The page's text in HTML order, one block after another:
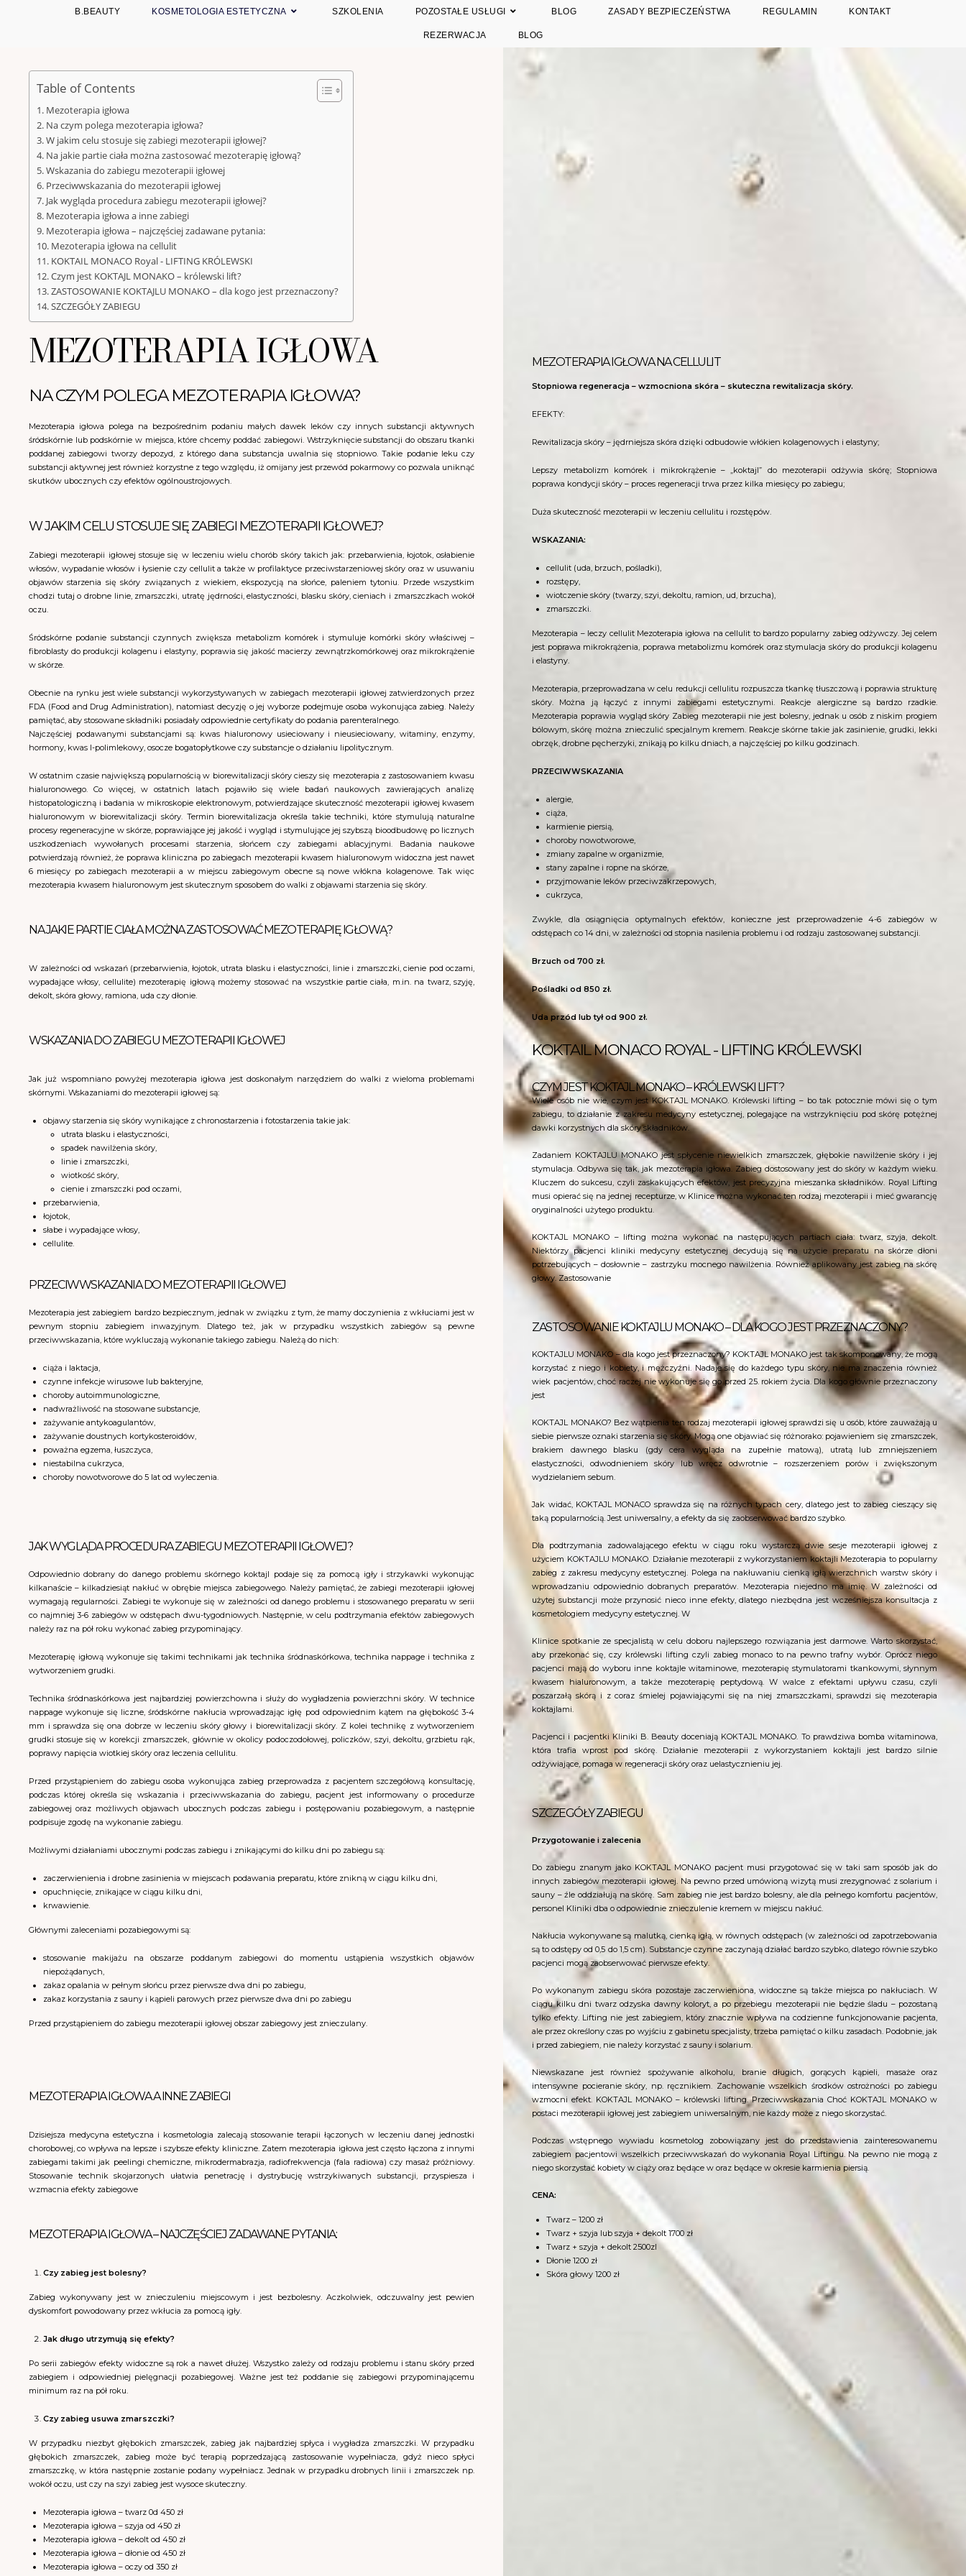
B.BEAUTY KOSMETOLOGIA ESTETYCZNA SZKOLENIA POZOSTAŁE USŁUGI BLOG ZASADY BEZPIECZEŃSTWA REGULAMIN KONTAKT
REZERWACJA BLOG
Table of Contents
Mezoterapia igłowa
Na czym polega mezoterapia igłowa?
W jakim celu stosuje się zabiegi mezoterapii igłowej?
Na jakie partie ciała można zastosować mezoterapię igłową?
Wskazania do zabiegu mezoterapii igłowej
Przeciwwskazania do mezoterapii igłowej
Jak wygląda procedura zabiegu mezoterapii igłowej?
Mezoterapia igłowa a inne zabiegi
Mezoterapia igłowa – najczęściej zadawane pytania:
Mezoterapia igłowa na cellulit
KOKTAIL MONACO Royal - LIFTING KRÓLEWSKI
Czym jest KOKTAJL MONAKO – królewski lift?
ZASTOSOWANIE KOKTAJLU MONAKO – dla kogo jest przeznaczony?
SZCZEGÓŁY ZABIEGU
MEZOTERAPIA IGŁOWA
NA CZYM POLEGA MEZOTERAPIA IGŁOWA?
Mezoterapia igłowa polega na bezpośrednim podaniu małych dawek leków czy innych substancji aktywnych
śródskórnie lub podskórnie w miejsca, które chcemy poddać zabiegowi. Wstrzyknięcie substancji do obszaru tkanki
poddanej zabiegowi tworzy depozyd, z którego dana substancja uwalnia się stopniowo. Takie podanie leku czy
substancji aktywnej jest również korzystne z tego względu, iż omijany jest przewód pokarmowy co pozwala uniknąć
skutków ubocznych czy efektów ogólnoustrojowych.
W JAKIM CELU STOSUJE SIĘ ZABIEGI MEZOTERAPII IGŁOWEJ?
Zabiegi mezoterapii igłowej stosuje się w leczeniu wielu chorób skóry takich jak: przebarwienia, łojotok, osłabienie
włosów, wypadanie włosów i łysienie czy cellulit a także w profilaktyce przeciwstarzeniowej skóry oraz w usuwaniu
objawów starzenia się skóry związanych z wiekiem, ekspozycją na słońce, paleniem tytoniu. Przede wszystkim
chodzi tutaj o drobne linie, zmarszczki, utratę jędrności, elastyczności, blasku skóry, cieniach i zmarszczkach wokół
oczu.
Śródskórne podanie substancji czynnych zwiększa metabolizm komórek i stymuluje komórki skóry właściwej –
fibroblasty do produkcji kolagenu i elastyny, poprawia się jakość macierzy zewnątrzkomórkowej oraz mikrokrążenie
w skórze.
Obecnie na rynku jest wiele substancji wykorzystywanych w zabiegach mezoterapii igłowej zatwierdzonych przez
FDA (Food and Drug Administration), natomiast decyzję o jej wyborze podejmuje osoba wykonująca zabieg. Należy
pamiętać, aby stosowane składniki posiadały odpowiednie certyfikaty do podania parenteralnego.
Najczęściej podawanymi substancjami są: kwas hialuronowy usieciowany i nieusieciowany, witaminy, enzymy,
hormony, kwas l-polimlekowy, osocze bogatopłytkowe czy substancje o działaniu lipolitycznym.
W ostatnim czasie największą popularnością w biorewitalizacji skóry cieszy się mezoterapia z zastosowaniem kwasu
hialuronowego. Co więcej, w ostatnich latach pojawiło się wiele badań naukowych zawierających analizę
histopatologiczną i badania w mikroskopie elektronowym, potwierdzające skuteczność mezoterapii igłowej kwasem
hialuronowym w biorewitalizacji skóry. Termin biorewitalizacja określa takie techniki, które stymulują naturalne
procesy regeneracyjne w skórze, poprawiające jej jakość i wygląd i stymulujące jej szybszą bioodbudowę po licznych
uszkodzeniach wywołanych procesami starzenia, słońcem czy zabiegami ablacyjnymi. Badania naukowe
potwierdzają również, że poprawa kliniczna po zabiegach mezoterapii kwasem hialuronowym widoczna jest nawet
6 miesięcy po zabiegach mezoterapii a w miejscu zabiegowym obecne są nowe włókna kolagenowe. Tak więc
mezoterapia kwasem hialuronowym jest skutecznym sposobem do walki z objawami starzenia się skóry.
NA JAKIE PARTIE CIAŁA MOŻNA ZASTOSOWAĆ MEZOTERAPIĘ IGŁOWĄ?
W zależności od wskazań (przebarwienia, łojotok, utrata blasku i elastyczności, linie i zmarszczki, cienie pod oczami,
wypadające włosy, cellulite) mezoterapię igłową możemy stosować na wszystkie partie ciała, m.in. na twarz, szyję,
dekolt, skóra głowy, ramiona, uda czy dłonie.
WSKAZANIA DO ZABIEGU MEZOTERAPII IGŁOWEJ
Jak już wspomniano powyżej mezoterapia igłowa jest doskonałym narzędziem do walki z wieloma problemami
skórnymi. Wskazaniami do mezoterapii igłowej są:
objawy starzenia się skóry wynikające z chronostarzenia i fotostarzenia takie jak:
utrata blasku i elastyczności,
spadek nawilżenia skóry,
linie i zmarszczki,
wiotkość skóry,
cienie i zmarszczki pod oczami,
przebarwienia,
łojotok,
słabe i wypadające włosy,
cellulite.
PRZECIWWSKAZANIA DO MEZOTERAPII IGŁOWEJ
Mezoterapia jest zabiegiem bardzo bezpiecznym, jednak w związku z tym, że mamy doczynienia z wkłuciami jest w
pewnym stopniu zabiegiem inwazyjnym. Dlatego też, jak w przypadku wszystkich zabiegów są pewne
przeciwwskazania, które wykluczają wykonanie takiego zabiegu. Należą do nich:
ciąża i laktacja,
czynne infekcje wirusowe lub bakteryjne,
choroby autoimmunologiczne,
nadwrażliwość na stosowane substancje,
zażywanie antykoagulantów,
zażywanie doustnych kortykosteroidów,
poważna egzema, łuszczyca,
niestabilna cukrzyca,
choroby nowotworowe do 5 lat od wyleczenia.
JAK WYGLĄDA PROCEDURA ZABIEGU MEZOTERAPII IGŁOWEJ?
Odpowiednio dobrany do danego problemu skórnego koktajl podaje się za pomocą igły i strzykawki wykonując
kilkanaście – kilkadziesiąt nakłuć w obrębie miejsca zabiegowego. Należy pamiętać, że zabiegi mezoterapii igłowej
wymagają regularności. Zabiegi te wykonuje się w zależności od danego problemu i stosowanego preparatu w serii
co najmniej 3-6 zabiegów w odstępach dwu-tygodniowych. Następnie, w celu podtrzymania efektów zabiegowych
należy raz na pół roku wykonać zabieg przypominający.
Mezoterapię igłową wykonuje się takimi technikami jak technika śródnaskórkowa, technika nappage i technika z
wytworzeniem grudki.
Technika śródnaskórkowa jest najbardziej powierzchowna i służy do wygładzenia powierzchni skóry. W technice
nappage wykonuje się liczne, śródskórne nakłucia wprowadzając igłę pod odpowiednim kątem na głębokość 3-4
mm i sprawdza się ona dobrze w leczeniu skóry głowy i biorewitalizacji skóry. Z kolei technikę z wytworzeniem
grudki stosuje się w korekcji zmarszczek, głównie w okolicy podoczodołowej, policzków, szyi, dekoltu, grzbietu rąk,
poprawy napięcia wiotkiej skóry oraz leczenia cellulitu.
Przed przystąpieniem do zabiegu osoba wykonująca zabieg przeprowadza z pacjentem szczegółową konsultację,
podczas której określa się wskazania i przeciwwskazania do zabiegu, pacjent jest informowany o procedurze
zabiegowej oraz możliwych objawach ubocznych podczas zabiegu i postępowaniu pozabiegowym, a następnie
podpisuje zgodę na wykonanie zabiegu.
Możliwymi działaniami ubocznymi podczas zabiegu i znikającymi do kilku dni po zabiegu są:
zaczerwienienia i drobne zasinienia w miejscach podawania preparatu, które znikną w ciągu kilku dni,
opuchnięcie, znikające w ciągu kilku dni,
krwawienie.
Głównymi zaleceniami pozabiegowymi są:
stosowanie makijażu na obszarze poddanym zabiegowi do momentu ustąpienia wszystkich objawów
niepożądanych,
zakaz opalania w pełnym słońcu przez pierwsze dwa dni po zabiegu,
zakaz korzystania z sauny i kąpieli parowych przez pierwsze dwa dni po zabiegu
Przed przystąpieniem do zabiegu mezoterapii igłowej obszar zabiegowy jest znieczulany.
MEZOTERAPIA IGŁOWA A INNE ZABIEGI
Dzisiejsza medycyna estetyczna i kosmetologia zalecają stosowanie terapii łączonych w leczeniu danej jednostki
chorobowej, co wpływa na lepsze i szybsze efekty kliniczne. Zatem mezoterapia igłowa jest często łączona z innymi
zabiegami takimi jak peelingi chemiczne, mikrodermabrazja, radiofrekwencja (fala radiowa) czy masaż próżniowy.
Stosowanie technik skojarzonych ułatwia penetrację i dystrybucję wstrzykiwanych substancji, przyspiesza i
wzmacnia efekty zabiegowe
MEZOTERAPIA IGŁOWA – NAJCZĘŚCIEJ ZADAWANE PYTANIA:
Czy zabieg jest bolesny?
Zabieg wykonywany jest w znieczuleniu miejscowym i jest bezbolesny. Aczkolwiek, odczuwalny jest pewien
dyskomfort powodowany przez wkłucia za pomocą igły.
Jak długo utrzymują się efekty?
Po serii zabiegów efekty widoczne są rok a nawet dłużej. Wszystko zależy od rodzaju problemu i stanu skóry przed
zabiegiem i odpowiedniej pielęgnacji pozabiegowej. Ważne jest też poddanie się zabiegowi przypominającemu
minimum raz na pół roku.
Czy zabieg usuwa zmarszczki?
W przypadku niezbyt głębokich zmarszczek, zabieg jak najbardziej spłyca i wygładza zmarszczki. W przypadku
głębokich zmarszczek, zabieg może być terapią poprzedzającą zastosowanie wypełniacza, gdyż nieco spłyci
zmarszczkę, w która następnie zostanie podany wypełniacz. Jednak w przypadku drobnych linii i zmarszczek np.
wokół oczu, ust czy na szyi zabieg jest wysoce skuteczny.
Mezoterapia igłowa – twarz 0d 450 zł
Mezoterapia igłowa – szyja od 450 zł
Mezoterapia igłowa – dekolt od 450 zł
Mezoterapia igłowa – dłonie od 450 zł
Mezoterapia igłowa – oczy od 350 zł
MEZOTERAPIA IGŁOWA NA CELLULIT
Stopniowa regeneracja – wzmocniona skóra – skuteczna rewitalizacja skóry.
EFEKTY:
Rewitalizacja skóry – jędrniejsza skóra dzięki odbudowie włókien kolagenowych i elastyny;
Lepszy metabolizm komórek i mikrokrążenie – „koktajl” do mezoterapii odżywia skórę; Stopniowa
poprawa kondycji skóry – proces regeneracji trwa przez kilka miesięcy po zabiegu;
Duża skuteczność mezoterapii w leczeniu cellulitu i rozstępów.
WSKAZANIA:
cellulit (uda, brzuch, pośladki),
rozstępy,
wiotczenie skóry (twarzy, szyi, dekoltu, ramion, ud, brzucha),
zmarszczki.
Mezoterapia – leczy cellulit Mezoterapia igłowa na cellulit to bardzo popularny zabieg odżywczy. Jej celem
jest poprawa mikrokrążenia, poprawa metabolizmu komórek oraz stymulacja skóry do produkcji kolagenu
i elastyny.
Mezoterapia, przeprowadzana w celu redukcji cellulitu rozpuszcza tkankę tłuszczową i poprawia strukturę
skóry. Można ją łączyć z innymi zabiegami estetycznymi. Reakcje alergiczne są bardzo rzadkie.
Mezoterapia poprawia wygląd skóry Zabieg mezoterapii nie jest bolesny, jednak u osób z niskim progiem
bólowym, skórę można znieczulić specjalnym kremem. Reakcje skórne takie jak zasinienie, grudki, lekki
obrzęk, drobne pęcherzyki, znikają po kilku dniach, a najczęściej po kilku godzinach.
PRZECIWWSKAZANIA
alergie,
ciąża,
karmienie piersią,
choroby nowotworowe,
zmiany zapalne w organizmie,
stany zapalne i ropne na skórze,
przyjmowanie leków przeciwzakrzepowych,
cukrzyca,
Zwykle, dla osiągnięcia optymalnych efektów, konieczne jest przeprowadzenie 4-6 zabiegów w
odstępach co 14 dni, w zależności od stopnia nasilenia problemu i od rodzaju zastosowanej substancji.
Brzuch od 700 zł.
Pośladki od 850 zł.
Uda przód lub tył od 900 zł.
KOKTAIL MONACO ROYAL - LIFTING KRÓLEWSKI
CZYM JEST KOKTAJL MONAKO – KRÓLEWSKI LIFT?
Wiele osób nie wie, czym jest KOKTAJL MONAKO. Królewski lifting – bo tak potocznie mówi się o tym
zabiegu, to działanie z zakresu medycyny estetycznej, polegające na wstrzyknięciu pod skórę potężnej
dawki korzystnych dla skóry składników.
Zadaniem KOKTAJLU MONAKO jest spłycenie niewielkich zmarszczek, głębokie nawilżenie skóry i jej
stymulacja. Odbywa się tak, jak mezoterapia igłowa. Zabieg dostosowany jest do skóry w każdym wieku.
Kluczem do sukcesu, czyli zaskakujących efektów, jest precyzyjna mieszanka składników. Royal Lifting
musi opierać się na jednej recepturze, w Klinice można wykonać ten rodzaj mezoterapii i mieć gwarancję
oryginalności użytego produktu.
KOKTAJL MONAKO – lifting można wykonać na następujących partiach ciała: twarz, szyja, dekolt.
Niektórzy pacjenci kliniki medycyny estetycznej decydują się na użycie preparatu na skórze dłoni
potrzebujących – dosłownie – zastrzyku mocnego nawilżenia. Również aplikowany jest zabieg na skórę
głowy. Zastosowanie
ZASTOSOWANIE KOKTAJLU MONAKO – DLA KOGO JEST PRZEZNACZONY?
KOKTAJLU MONAKO – dla kogo jest przeznaczony? KOKTAJL MONAKO jest tak skomponowany, że mogą
korzystać z niego i kobiety, i mężczyźni. Nadaje się do każdego typu skóry, nie ma znaczenia również
wiek pacjentów, choć raczej nie wykonuje się go przed 25. rokiem życia. Dla kogo głównie przeznaczony
jest
KOKTAJL MONAKO? Bez wątpienia ten rodzaj mezoterapii igłowej sprawdzi się u osób, które zauważają u
siebie pierwsze oznaki starzenia się skóry. Mogą one objawiać się różnorako: pojawieniem się zmarszczek,
brakiem dawnego blasku (gdy cera wygląda na zupełnie matową), utratą lub zmniejszeniem
elastyczności, odwodnieniem skóry lub wręcz odwrotnie – rozszerzeniem porów i zwiększonym
wydzielaniem sebum.
Jak widać, KOKTAJL MONACO sprawdza się na różnych typach cery, dlatego jest to zabieg cieszący się
taką popularnością. Jest uniwersalny, a efekty da się zaobserwować bardzo szybko.
Dla podtrzymania zadowalającego efektu w ciągu roku wystarczą dwie sesje mezoterapii igłowej z
użyciem KOKTAJLU MONAKO. Działanie mezoterapii z wykorzystaniem koktajli Mezoterapia to popularny
zabieg z zakresu medycyny estetycznej. Polega na nakłuwaniu cienką igłą wierzchnich warstw skóry i
wprowadzaniu odpowiednio dobranych preparatów. Mezoterapia niejedno ma imię. W zależności od
użytej substancji może przynosić nieco inne efekty, dlatego niezbędna jest wcześniejsza konsultacja z
kosmetologiem medycyny estetycznej. W
Klinice spotkanie ze specjalistą w celu doboru najlepszego rozwiązania jest darmowe. Warto skorzystać,
aby przekonać się, czy królewski lifting czyli zabieg monaco to na pewno trafny wybór. Oprócz niego
pacjenci mają do wyboru inne koktajle witaminowe, mezoterapię stymulatorami tkankowymi, słynnym
kwasem hialuronowym, a także mezoterapię peptydową. W walce z efektami upływu czasu, czyli
poszarzałą skórą i z coraz śmielej pojawiającymi się na niej zmarszczkami, sprawdzi się mezoterapia
koktajlami.
Pacjenci i pacjentki Kliniki B. Beauty doceniają KOKTAJL MONAKO. To prawdziwa bomba witaminowa,
która trafia wprost pod skórę. Działanie mezoterapii z wykorzystaniem koktajli jest bardzo silnie
odżywiające, pomaga w regeneracji skóry oraz uelastycznieniu jej.
SZCZEGÓŁY ZABIEGU
Przygotowanie i zalecenia
Do zabiegu znanym jako KOKTAJL MONAKO pacjent musi przygotować się w taki sam sposób jak do
innych zabiegów mezoterapii igłowej. Na pewno przed umówioną wizytą musi zrezygnować z solarium i
sauny – źle oddziałują na skórę. Sam zabieg nie jest bardzo bolesny, ale dla pełnego komfortu pacjentów,
personel Kliniki dba o odpowiednie znieczulenie kremem w miejscu nakłuć.
Nakłucia wykonywane są malutką, cienką igłą, w równych odstępach (w zależności od zapotrzebowania
są to odstępy od 0,5 do 1,5 cm). Substancje czynne zaczynają działać bardzo szybko, dlatego równie szybko
pacjenci mogą zaobserwować pierwsze efekty.
Po wykonanym zabiegu skóra pozostaje zaczerwieniona, widoczne są także miejsca po nakłuciach. W
ciągu kilku dni twarz odzyska dawny koloryt, a po przebiegu mezoterapii nie będzie śladu – pozostaną
tylko efekty. Lifting nie jest zabiegiem, który znacznie wpływa na codzienne funkcjonowanie pacjenta,
ale przez określony czas po wyjściu z gabinetu specjalisty, trzeba pamiętać o kilku zasadach. Podobnie, jak
i przed zabiegiem, nie należy korzystać z sauny i solarium.
Niewskazane jest również spożywanie alkoholu, branie długich, gorących kąpieli, masaże oraz
intensywne pocieranie skóry, np. ręcznikiem. Zachowanie wszelkich środków ostrożności po zabiegu
wzmocni efekt. KOKTAJL MONAKO – królewski lifting. Przeciwwskazania Choć KOKTAJL MONAKO w
postaci mezoterapii igłowej jest zabiegiem uniwersalnym, nie każdy może z niego skorzystać.
Podczas wstępnego wywiadu kosmetolog zobowiązany jest do przedstawienia zainteresowanemu
zabiegiem pacjentowi wszelkich przeciwwskazań do wykonania Royal Liftingu. Na pewno nie mogą z
niego skorzystać kobiety w ciąży oraz będące w oraz będące w okresie karmienia piersią.
CENA:
Twarz – 1200 zł
Twarz + szyja lub szyja + dekolt 1700 zł
Twarz + szyja + dekolt 2500zl
Dłonie 1200 zł
Skóra głowy 1200 zł